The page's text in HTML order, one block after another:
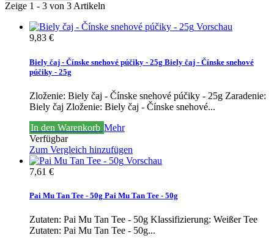
Zeige 1 - 3 von 3 Artikeln
Vorschau
9,83 €
Biely čaj - Čínske snehové púčiky - 25g Biely čaj - Čínske snehové
púčiky - 25g
Zloženie: Biely čaj - Čínske snehové púčiky - 25g Zaradenie:
Biely čaj Zloženie: Biely čaj - Čínske snehové...
In den Warenkorb Mehr
Verfügbar
Zum Vergleich hinzufügen
Vorschau
7,61 €
Pai Mu Tan Tee - 50g Pai Mu Tan Tee - 50g
Zutaten: Pai Mu Tan Tee - 50g Klassifizierung: Weißer Tee
Zutaten: Pai Mu Tan Tee - 50g...